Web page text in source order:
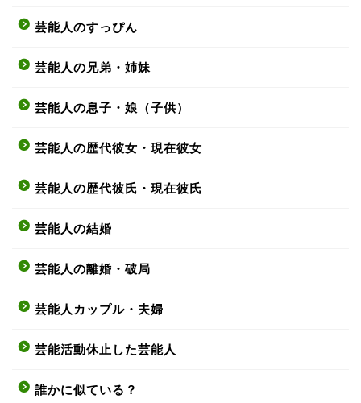
芸能人のすっぴん
芸能人の兄弟・姉妹
芸能人の息子・娘（子供）
芸能人の歴代彼女・現在彼女
芸能人の歴代彼氏・現在彼氏
芸能人の結婚
芸能人の離婚・破局
芸能人カップル・夫婦
芸能活動休止した芸能人
誰かに似ている？